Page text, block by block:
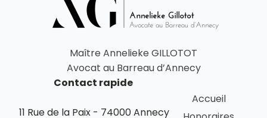
Maître Annelieke GILLOTOT
Avocat au Barreau d’Annecy
Contact rapide
11 Rue de la Paix - 74000 Annecy
Accueil